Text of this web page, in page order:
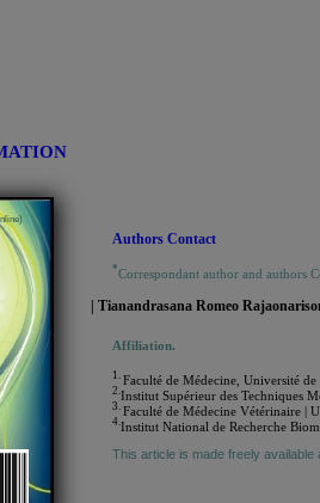
Authors Contact
*Correspondant author and authors
| Tianandrasana Romeo
Affiliation.
1. Faculté de Médecine, Université
2.Institut Supérieur des Techniques
3. Faculté de Médecine Vétérinaire |
4.Institut National de Recherche
This article is made freely